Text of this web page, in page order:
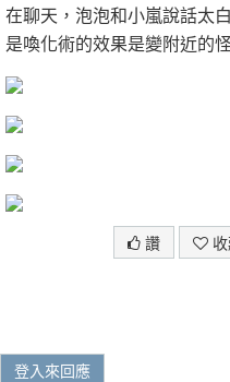
在聊天，泡泡和小嵐說話太
是喚化術的效果是變附近的
讚
登入來回應